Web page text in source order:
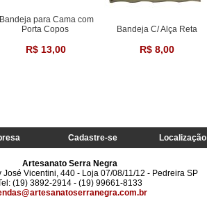
Bandeja para Cama com
Porta Copos
R$ 13,00
Bandeja C/ Alça Reta
R$ 8,00
Cadastre-se Localização
Artesanato Serra Negra
José Vicentini, 440 - Loja 07/08/11/12 - Pedreira SP
(19) 3892-2914 - (19) 99661-8133